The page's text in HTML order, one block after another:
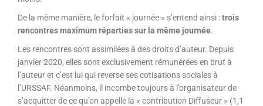
De la même manière, le forfait « journée » s’entend ainsi :trois
rencontres maximum réparties sur la même journée.
Les rencontres sont assimilées à des droits d’auteur. Depuis
janvier 2020, elles sont exclusivement rémunérées en brut à
l’auteur et c’est lui qui reverse ses cotisations sociales à
l’URSSAF. Néanmoins, il incombe toujours à l’organisateur de
s’acquitter de ce qu’on appelle la « contribution Diffuseur » (1,1